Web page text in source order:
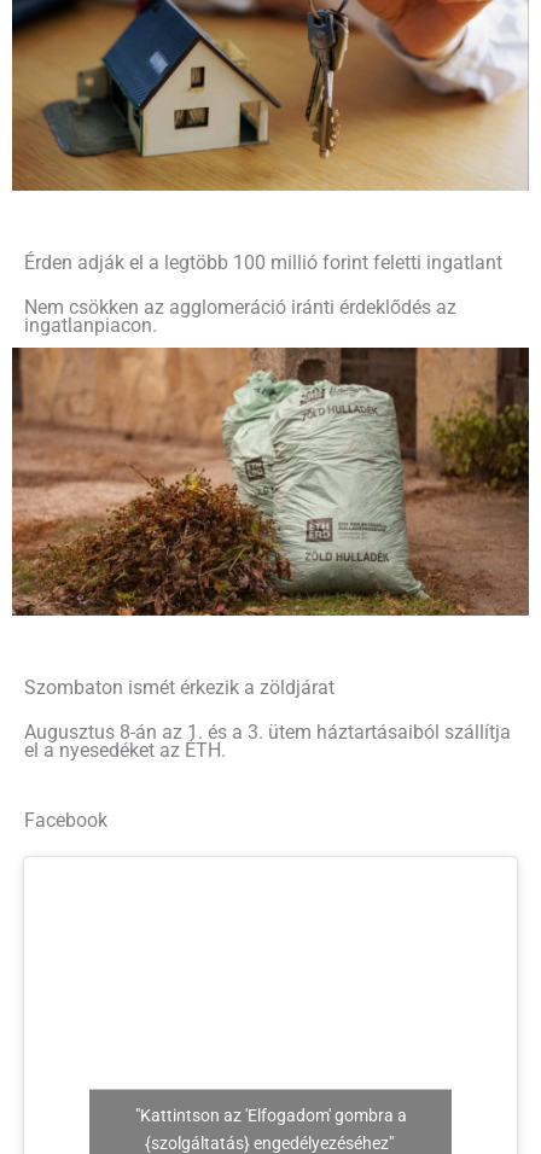
Érden adják el a legtöbb 100 millió forint feletti ingatlant
Nem csökken az agglomeráció iránti érdeklődés az
ingatlanpiacon.
Szombaton ismét érkezik a zöldjárat
Augusztus 8-án az 1. és a 3. ütem háztartásaiból szállítja
el a nyesedéket az ÉTH.
Facebook
"Kattintson az 'Elfogadom' gombra a
{szolgáltatás} engedélyezéséhez"